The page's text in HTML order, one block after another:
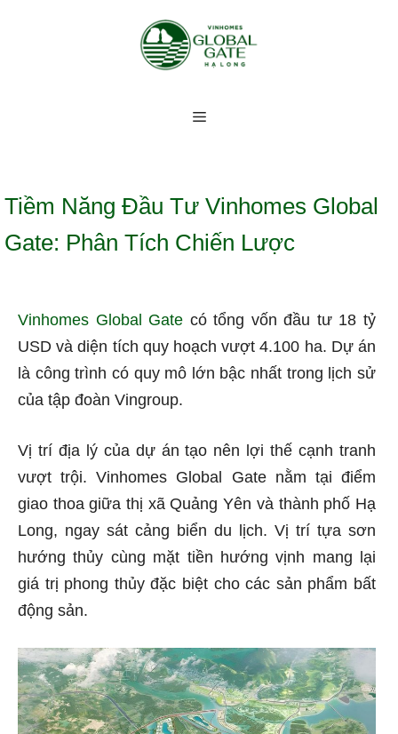
Menu
Tiềm Năng Đầu Tư Vinhomes Global
Gate: Phân Tích Chiến Lược
Vinhomes Global Gate có tổng vốn đầu tư 18 tỷ
USD và diện tích quy hoạch vượt 4.100 ha. Dự án
là công trình có quy mô lớn bậc nhất trong lịch sử
của tập đoàn Vingroup.
Vị trí địa lý của dự án tạo nên lợi thế cạnh tranh
vượt trội. Vinhomes Global Gate nằm tại điểm
giao thoa giữa thị xã Quảng Yên và thành phố Hạ
Long, ngay sát cảng biển du lịch. Vị trí tựa sơn
hướng thủy cùng mặt tiền hướng vịnh mang lại
giá trị phong thủy đặc biệt cho các sản phẩm bất
động sản.